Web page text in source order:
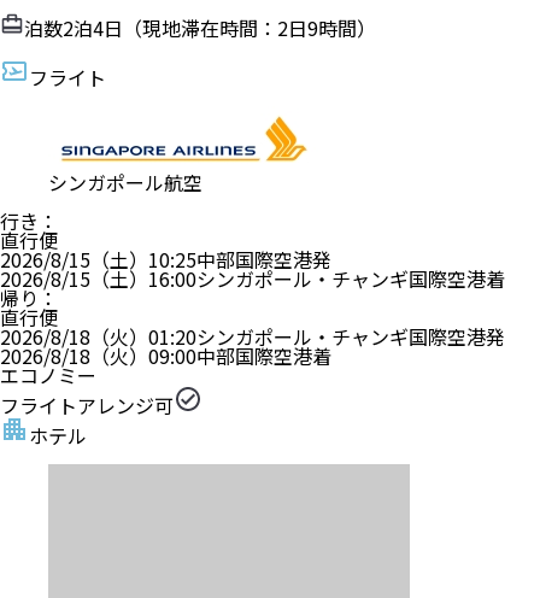
泊数2泊4日（現地滞在時間： 2日9時間）
フライト
シンガポール航空
行き ：
直行便
2026/8/15（土） 10:25中部国際空港発
2026/8/15（土） 16:00シンガポール・チャンギ国際空港着
帰り ：
直行便
2026/8/18（火） 01:20シンガポール・チャンギ国際空港発
2026/8/18（火） 09:00中部国際空港着
エコノミー
フライトアレンジ可
ホテル